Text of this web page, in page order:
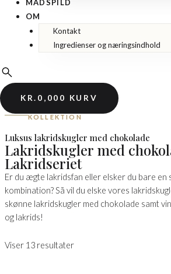
MADSPILD
OM
Kontakt
Ingredienser og næringsindhold
KR. 0,00 0 KURV
KOLLEKTION
Luksus lakridskugler med chokolade
Lakridskugler med
Lakridseriet
Er du ægte lakridsfan eller elsker du bare en
kombination? Så vil du elske vores
skønne lakridskugler med chokolade samt
og lakrids!
Viser 13 resultater